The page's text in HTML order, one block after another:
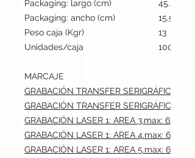
Packaging: largo (cm)
45.5
Packaging: ancho (cm)
15.5
Peso caja (Kgr)
13
Unidades/caja
100
MARCAJE
GRABACIÓN TRANSFER SERIGRÁFICO:
GRABACIÓN TRANSFER SERIGRÁFICO:
GRABACIÓN LASER 1: AREA 3.max: 6x6 cm
GRABACIÓN LASER 1: AREA 4.max: 6x6 cm
GRABACIÓN LASER 1: AREA 5.max: 6x6 cm